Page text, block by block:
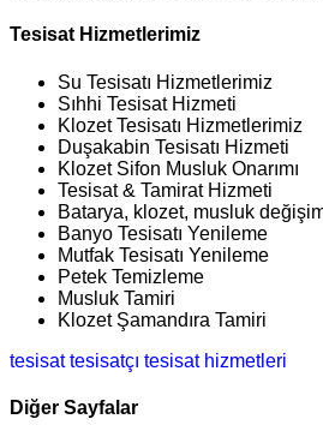
Tesisat Hizmetlerimiz
Su Tesisatı Hizmetlerimiz
Sıhhi Tesisat Hizmeti
Klozet Tesisatı Hizmetlerimiz
Duşakabin Tesisatı Hizmeti
Klozet Sifon Musluk Onarımı
Tesisat & Tamirat Hizmeti
Batarya, klozet, musluk
Banyo Tesisatı Yenileme
Mutfak Tesisatı Yenileme
Petek Temizleme
Musluk Tamiri
Klozet Şamandıra Tamiri
tesisattesisatçı tesisat hizmetleri
Diğer Sayfalar